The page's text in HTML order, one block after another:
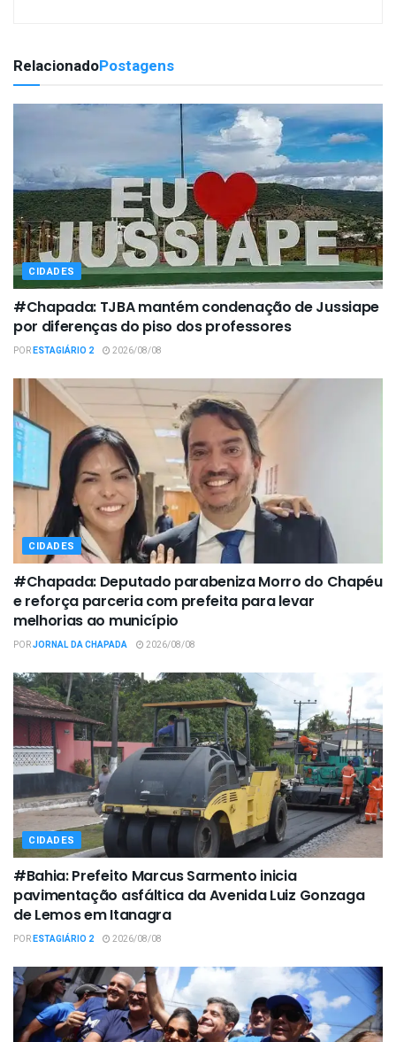
RelacionadoPostagens
CIDADES
#Chapada: TJBA mantém condenação de Jussiape
por diferenças do piso dos professores
PORESTAGIÁRIO 2 2026/08/08
CIDADES
#Chapada: Deputado parabeniza Morro do Chapéu
e reforça parceria com prefeita para levar
melhorias ao município
PORJORNAL DA CHAPADA 2026/08/08
CIDADES
#Bahia: Prefeito Marcus Sarmento inicia
pavimentação asfáltica da Avenida Luiz Gonzaga
de Lemos em Itanagra
PORESTAGIÁRIO 2 2026/08/08